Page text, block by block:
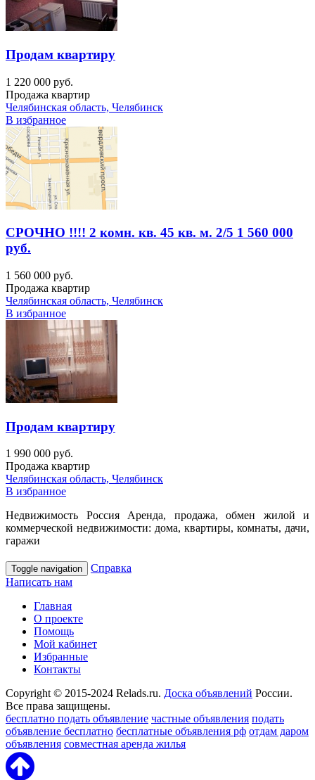
Продам квартиру
1 220 000 руб.
Продажа квартир
Челябинская область, Челябинск
В избранное
СРОЧНО !!!! 2 комн. кв. 45 кв. м. 2/5 1 560 000
руб.
1 560 000 руб.
Продажа квартир
Челябинская область, Челябинск
В избранное
Продам квартиру
1 990 000 руб.
Продажа квартир
Челябинская область, Челябинск
В избранное
Недвижимость Россия Аренда, продажа, обмен жилой и
коммерческой недвижимости: дома, квартиры, комнаты, дачи,
гаражи
Toggle navigation
Справка
Написать нам
Главная
О проекте
Помощь
Мой кабинет
Избранные
Контакты
Copyright © 2015-2024 Relads.ru. Доска объявлений России.
Все права защищены.
бесплатно подать объявление частные объявления подать
объявление бесплатно бесплатные объявления рф отдам даром
объявления совместная аренда жилья